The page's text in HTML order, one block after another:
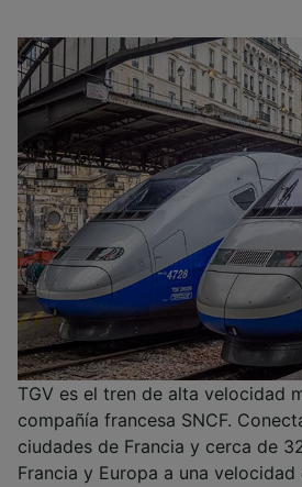
TGV es el tren de alta velocidad
compañía francesa SNCF.
ciudades de Francia y cerca de
Francia y Europa a una